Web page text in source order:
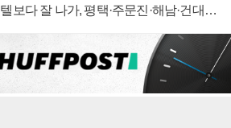
텔보다 잘 나가, 평택·주문진·해남·건대로